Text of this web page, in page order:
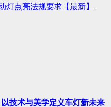
灯点亮法规要求【最新】
技术与美学定义车灯新未来